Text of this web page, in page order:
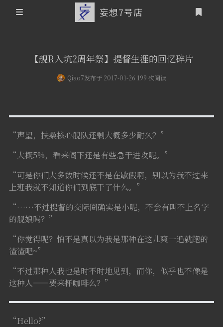
关于本站
个人介绍
本站历史概要
妄想7号店
【舰R入坑2周年祭】提督生涯的回忆碎片
Qiao7发布于 2017-01-26 199 次阅读
“声望，扶桑核心舰队还剩大概多少耐久？”
“大概5%，看来阁下还是有些急于进攻呢。”
“可是你们大多数时候还不是在歇假啊，别以为我不过来
上班我就不知道你们到底干了什么。”
“……不过提督的交际圈确实是小呢，不会有叫不上名字
的舰娘吗？”
“你觉得呢？怕不是真以为我是那种在这儿爽一遍就跑的
渣渣吧~”
“不过那种人我也是时不时地见到，而你，似乎也不像是
这种人——要来杯咖啡么？”
“Hello?”